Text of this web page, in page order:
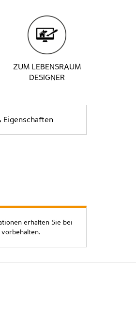
ZUM LEBENSRAUM
DESIGNER
Eigenschaften
erhalten Sie bei